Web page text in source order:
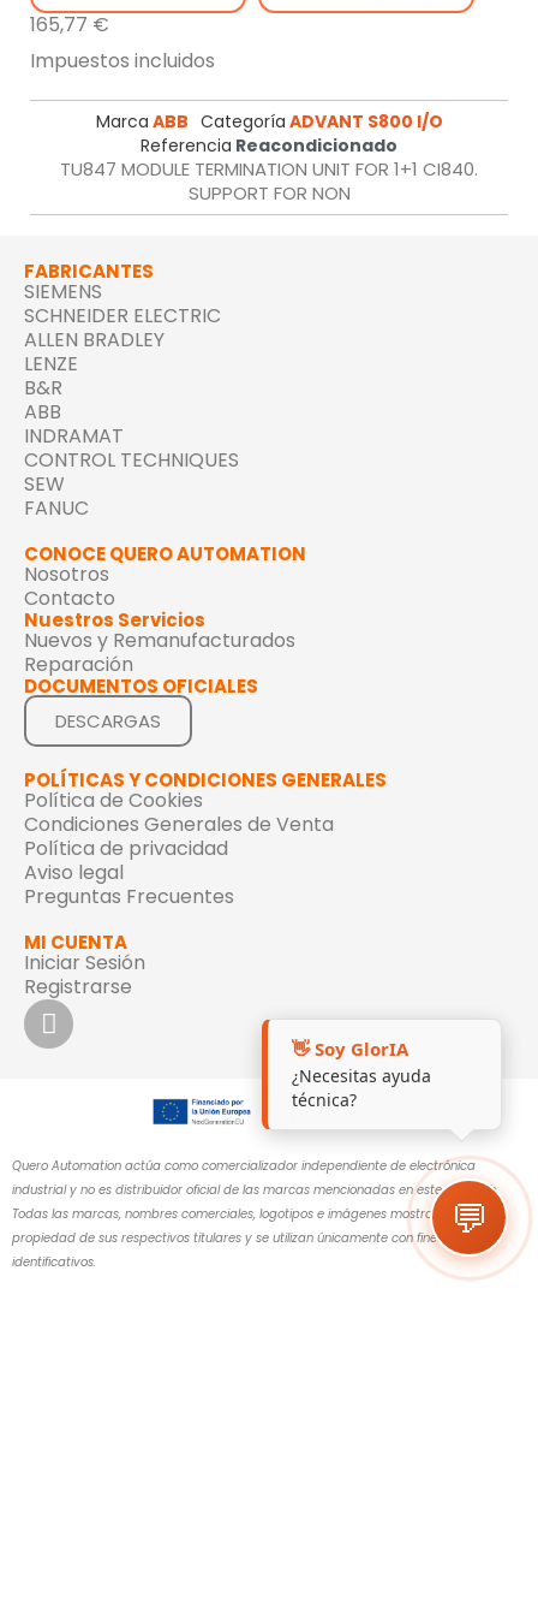
165,77 €
Impuestos incluidos
Marca ABB Categoría ADVANT S800 I/O
Referencia Reacondicionado
TU847 MODULE TERMINATION UNIT FOR 1+1 CI840.
SUPPORT FOR NON
FABRICANTES
SIEMENS
SCHNEIDER ELECTRIC
ALLEN BRADLEY
LENZE
B&R
ABB
INDRAMAT
CONTROL TECHNIQUES
SEW
FANUC
CONOCE QUERO AUTOMATION
Nosotros
Contacto
Nuestros Servicios
Nuevos y Remanufacturados
Reparación
DOCUMENTOS OFICIALES
DESCARGAS
POLÍTICAS Y CONDICIONES GENERALES
Política de Cookies
Condiciones Generales de Venta
Política de privacidad
Aviso legal
Preguntas Frecuentes
MI CUENTA
Iniciar Sesión
Registrarse
👋 Soy GlorIA
¿Necesitas ayuda
técnica?
💬
Quero Automation actúa como comercializador independiente de electrónica
industrial y no es distribuidor oficial de las marcas mencionadas en este sitio web.
Todas las marcas, nombres comerciales, logotipos e imágenes mostrados son
propiedad de sus respectivos titulares y se utilizan únicamente con fines
identificativos.